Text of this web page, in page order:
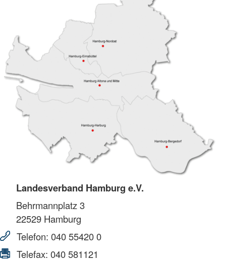
Landesverband Hamburg e.V.
Behrmannplatz 3
22529 Hamburg
Telefon: 040 55420 0
Telefax: 040 581121